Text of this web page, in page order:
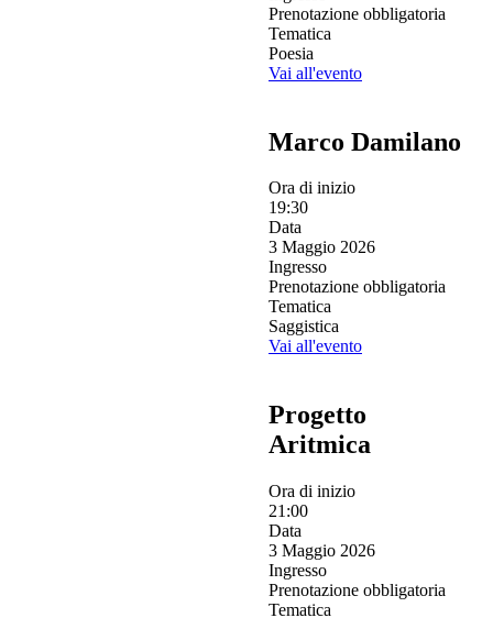
Prenotazione obbligatoria
Tematica
Poesia
Vai all'evento
Marco Damilano
Ora di inizio
19:30
Data
3 Maggio 2026
Ingresso
Prenotazione obbligatoria
Tematica
Saggistica
Vai all'evento
Progetto
Aritmica
Ora di inizio
21:00
Data
3 Maggio 2026
Ingresso
Prenotazione obbligatoria
Tematica